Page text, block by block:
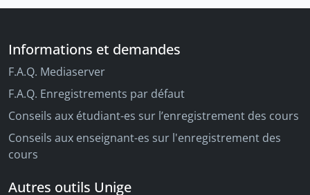
Informations et demandes
F.A.Q. Mediaserver
F.A.Q. Enregistrements par défaut
Conseils aux étudiant-es sur l’enregistrement des cours
Conseils aux enseignant-es sur l'enregistrement des
cours
Autres outils Unige